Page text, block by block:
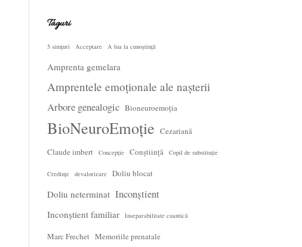
Taguri
5 simțuri Acceptare A lua la cunoștință
Amprenta gemelara
Amprentele emoționale ale nașterii
Arbore genealogic Bioneuroemoția
BioNeuroEmoție Cezariană
Claude imbert
Concepție Conștiință Copil de substituție
Credințe devalorizare Doliu blocat
Doliu neterminat Inconștient
Inconștient familiar Inseparabilitate cuantică
Marc Frechet Memoriile prenatale